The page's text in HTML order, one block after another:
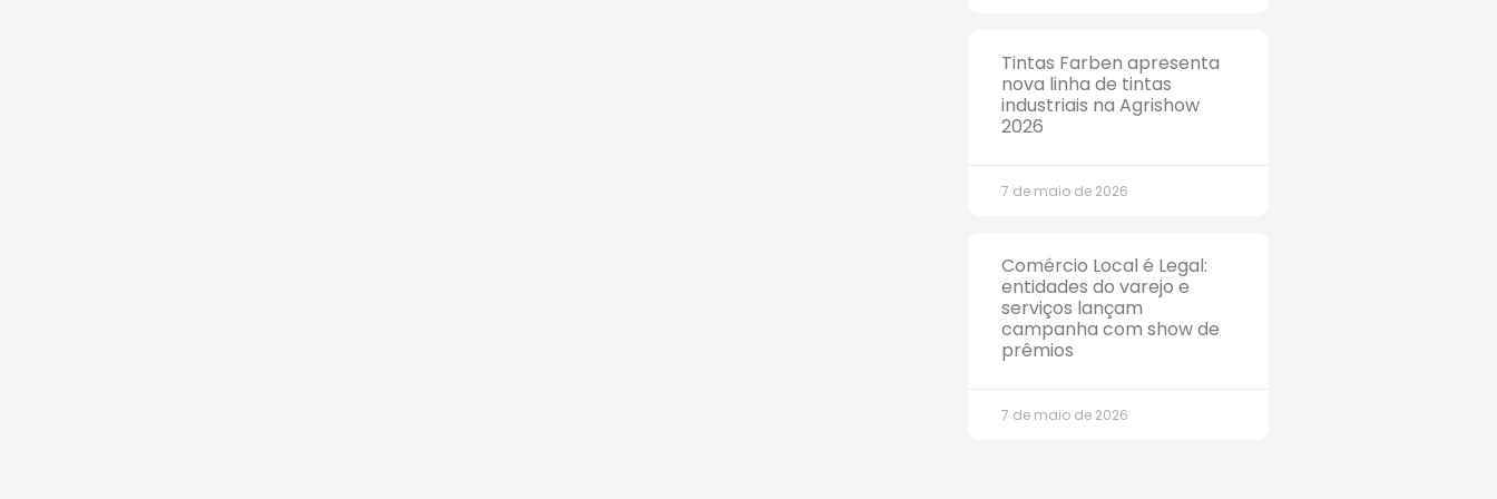
Tintas Farben apresenta
nova linha de tintas
industriais na Agrishow
2026
7 de maio de 2026
Comércio Local é Legal:
entidades do varejo e
serviços lançam
campanha com show de
prêmios
7 de maio de 2026